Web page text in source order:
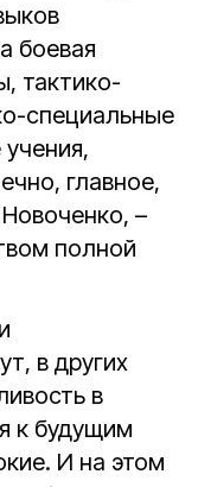
боевая
тактико-
специальные
главное,
–
полной
в других
в
к будущим
И на этом